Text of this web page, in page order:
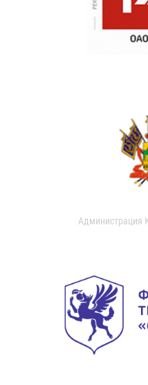
Администрация